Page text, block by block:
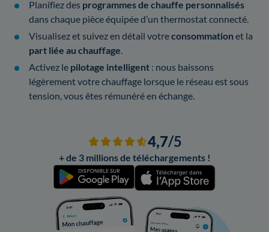
Planifiez des programmes de chauffe personnalisés
dans chaque pièce équipée d’un thermostat connecté.
Visualisez et suivez en détail votreconsommation et la
part liée au chauffage.
Activez le pilotage intelligent : nous baissons
légèrement votre chauffage lorsque le réseau est sous
tension, vous êtes rémunéré en échange.
4,7/5
+ de 3 millions de téléchargements !